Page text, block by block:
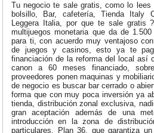
Tu negocio te sale gratis, como lo
bolsillo, Bar, cafetería, Tienda Italy
Leggera Italia, por que te sale gratis
multijuegos monetaria que da de
para ti, con acuerdo muy ventajoso
de juegos y casinos, esto ya te
financiación de la reforma del local así
canon a 60 meses financiado,
proveedores ponen maquinas y
de negocio es buscar bar cerrado o
forma que con muy poca inversión ya
tienda, distribución zonal exclusiva,
gran aceptación además de una
introducción en la zona de
particulares, Plan 36, que garantiza